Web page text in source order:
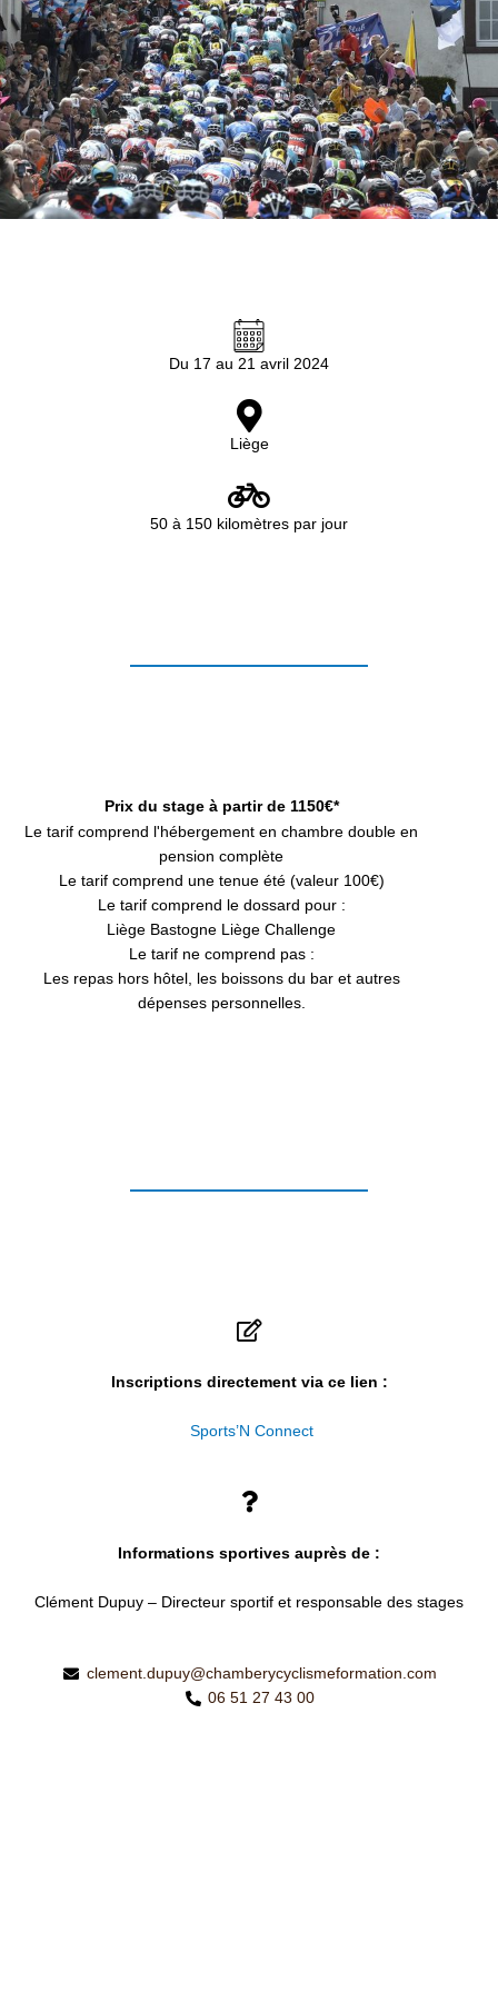
Du 17 au 21 avril 2024
Liège
50 à 150 kilomètres par jour
Prix du stage à partir de 1150€*
Le tarif comprend l'hébergement en chambre double en
pension complète
Le tarif comprend une tenue été (valeur 100€)
Le tarif comprend le dossard pour :
Liège Bastogne Liège Challenge
Le tarif ne comprend pas :
Les repas hors hôtel, les boissons du bar et autres
dépenses personnelles.
Inscriptions directement via ce lien :
Sports’N Connect
Informations sportives auprès de :
Clément Dupuy – Directeur sportif et responsable des stages
clement.dupuy@chamberycyclismeformation.com
06 51 27 43 00